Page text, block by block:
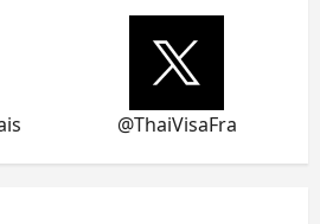
@ThaiVisaFra